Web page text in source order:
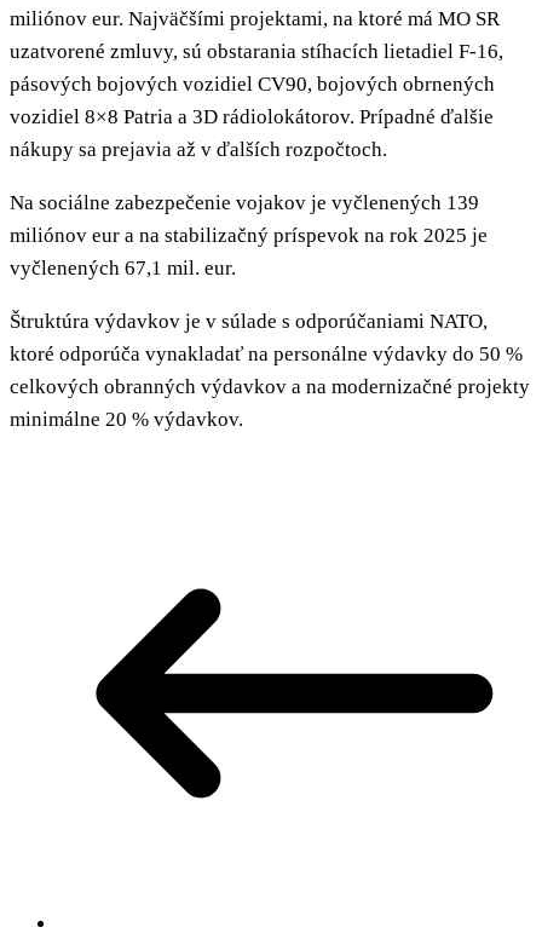
miliónov eur. Najväčšími projektami, na ktoré má MO SR
uzatvorené zmluvy, sú obstarania stíhacích lietadiel F-16,
pásových bojových vozidiel CV90, bojových obrnených
vozidiel 8×8 Patria a 3D rádiolokátorov. Prípadné ďalšie
nákupy sa prejavia až v ďalších rozpočtoch.
Na sociálne zabezpečenie vojakov je vyčlenených 139
miliónov eur a na stabilizačný príspevok na rok 2025 je
vyčlenených 67,1 mil. eur.
Štruktúra výdavkov je v súlade s odporúčaniami NATO,
ktoré odporúča vynakladať na personálne výdavky do 50 %
celkových obranných výdavkov a na modernizačné projekty
minimálne 20 % výdavkov.